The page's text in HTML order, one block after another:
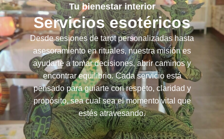
Tu bienestar interior
Servicios esotéricos
Desde sesiones de tarot personalizadas hasta
asesoramiento en rituales, nuestra misión es
ayudarte a tomar decisiones, abrir caminos y
encontrar equilibrio. Cada servicio está
pensado para guiarte con respeto, claridad y
propósito, sea cual sea el momento vital que
estés atravesando.